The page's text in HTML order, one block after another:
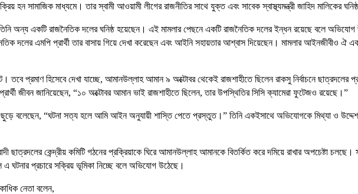
হন সামাজিক মাধ্যমে। তার স্বামী আওয়ামী লীগের রাজনীতির সাথে যুক্ত এবং সাবেক স্বাস্থ্যমন্ত্রী জাহিদ মালিকের
অন্য একটি রাজনৈতিক দলের ঘনিষ্ঠ হয়েছেন। এই মামলার পেছনে একটি রাজনৈতিক দলের ইন্ধন রয়েছে বলে
দলের এমপি প্রার্থী তার বাসায় গিয়ে দেখা করেছেন এবং আইনি সহায়তার আশ্বাস দিয়েছেন। মামলার আইনজীবীও ঐ
তবে প্রমাণ হিসেবে দেখা যাচ্ছে, আমানউল্লাহ আমান ৯ অক্টোবর থেকেই রাজশাহীতে ছিলেন রাকসু নির্বাচনে ছাত্রদলের
জীবন জানিয়েছেন, “১০ অক্টোবর আমান ভাই রাজশাহীতে ছিলেন, তার উপস্থিতির সিসি ক্যামেরা ফুটেজও রয়েছে।”
বলেছেন, “ঘটনা সত্য হলে আমি আইন অনুযায়ী শাস্তি পেতে প্রস্তুত।” তিনি একইসাথে অভিযোগকে মিথ্যা ও
কেন্দ্রীয় কমিটি গঠনের প্রক্রিয়াকে ঘিরে আমানউল্লাহ আমানকে বিতর্কিত করে দমিয়ে রাখার অপচেষ্টা চলছে।
ঘটনার প্রচারে সক্রিয় ভূমিকা নিচ্ছে বলে অভিযোগ উঠেছে।
নেতা বলেন,